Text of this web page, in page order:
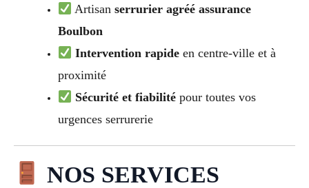
Artisanserrurier agréé assurance
Boulbon
Intervention rapide en centre-ville et à
proximité
Sécurité et fiabilité pour toutes vos
urgences serrurerie
NOS SERVICES